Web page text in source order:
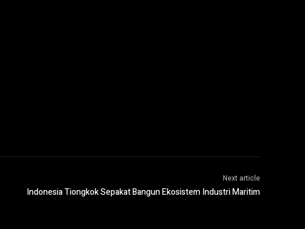
Next article
Indonesia Tiongkok Sepakat Bangun Ekosistem Industri Maritim